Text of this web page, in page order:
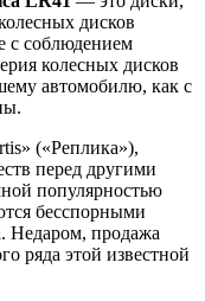
дисков
с соблюдением
колесных дисков
автомобилю, как с
(«Реплика»),
перед другими
популярностью
бесспорными
Недаром, продажа
ряда этой известной